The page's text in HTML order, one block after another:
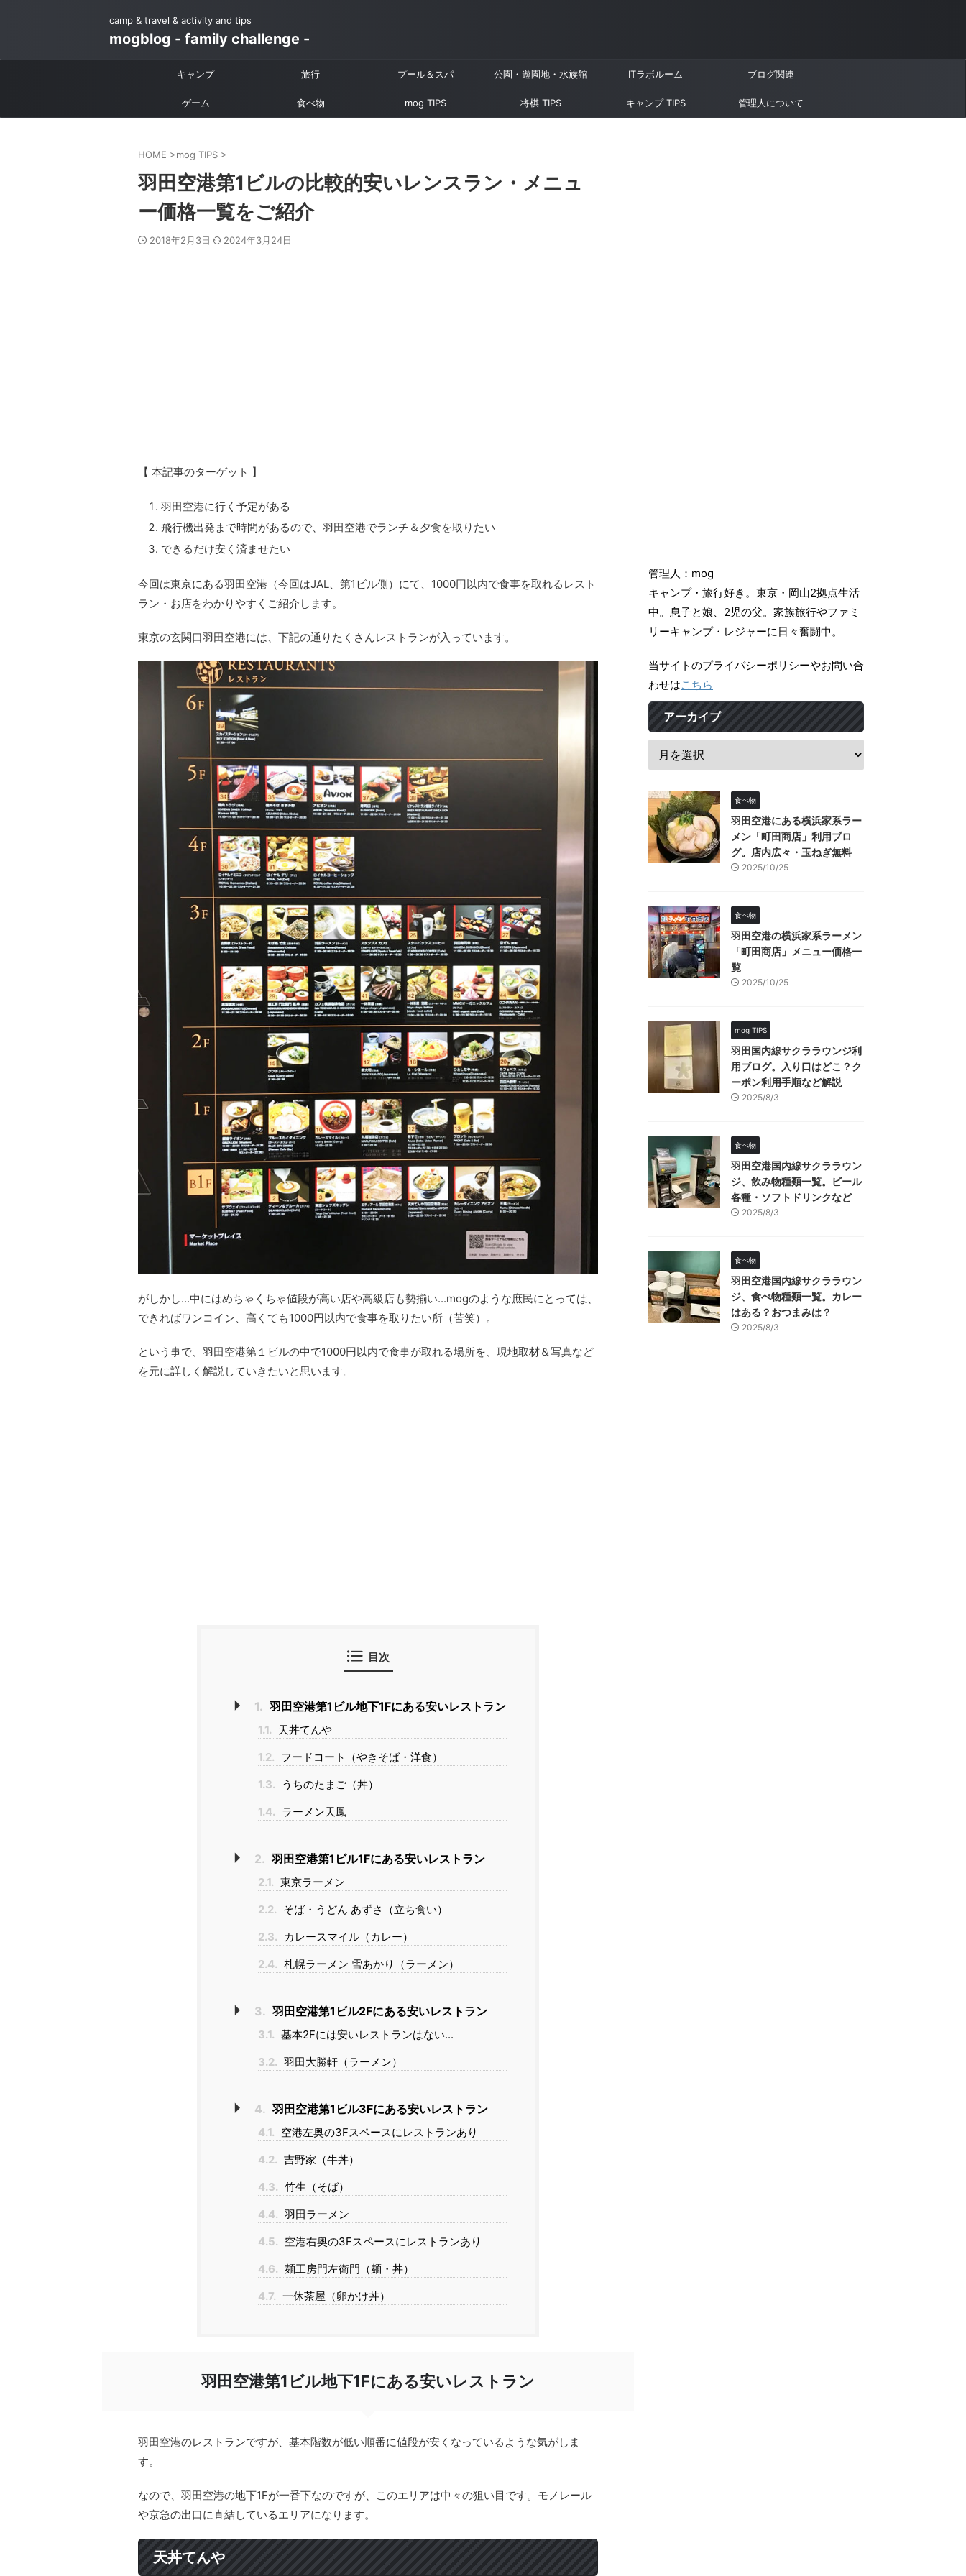
camp & travel & activity and tips
mogblog - family challenge -
キャンプ 旅行 プール＆スパ 公園・遊園地・水族館 ITラボルーム ブログ関連
ゲーム 食べ物 mog TIPS 将棋 TIPS キャンプ TIPS 管理人について
HOME >mog TIPS >
羽田空港第1ビルの比較的安いレンスラン・メニュ
ー価格一覧をご紹介
2018年2月3日 2024年3月24日
【 本記事のターゲット 】
羽田空港に行く予定がある
飛行機出発まで時間があるので、羽田空港でランチ＆夕食を取りたい
できるだけ安く済ませたい
今回は東京にある羽田空港（今回はJAL、第1ビル側）にて、1000円以内で食事を取れるレスト
ラン・お店をわかりやすくご紹介します。
東京の玄関口羽田空港には、下記の通りたくさんレストランが入っています。
がしかし...中にはめちゃくちゃ値段が高い店や高級店も勢揃い...mogのような庶民にとっては、
できればワンコイン、高くても1000円以内で食事を取りたい所（苦笑）。
という事で、羽田空港第１ビルの中で1000円以内で食事が取れる場所を、現地取材＆写真など
を元に詳しく解説していきたいと思います。
目次
1. 羽田空港第1ビル地下1Fにある安いレストラン
1.1. 天丼てんや
1.2. フードコート（やきそば・洋食）
1.3.
うちのたまご（丼）
1.4. ラーメン天鳳
2. 羽田空港第1ビル1Fにある安いレストラン
2.1. 東京ラーメン
2.2. そば・うどん あずさ（立ち食い）
2.3.
カレースマイル（カレー）
2.4. 札幌ラーメン 雪あかり（ラーメン）
3. 羽田空港第1ビル2Fにある安いレストラン
3.1. 基本2Fには安いレストランはない...
3.2. 羽田大勝軒（ラーメン）
4. 羽田空港第1ビル3Fにある安いレストラン
4.1. 空港左奥の3Fスペースにレストランあり
4.2. 吉野家（牛丼）
4.3. 竹生（そば）
4.4. 羽田ラーメン
4.5. 空港右奥の3Fスペースにレストランあり
4.6. 麺工房門左衛門（麺・丼）
4.7. 一休茶屋（卵かけ丼）
羽田空港第1ビル地下1Fにある安いレストラン
羽田空港のレストランですが、基本階数が低い順番に値段が安くなっているような気がしま
す。
なので、羽田空港の地下1Fが一番下なのですが、このエリアは中々の狙い目です。モノレール
や京急の出口に直結しているエリアになります。
天丼てんや
管理人：mog
キャンプ・旅行好き。東京・岡山2拠点生活
中。息子と娘、2児の父。家族旅行やファミ
リーキャンプ・レジャーに日々奮闘中。
当サイトのプライバシーポリシーやお問い合
わせはこちら
アーカイブ
食べ物
羽田空港にある横浜家系ラー
メン「町田商店」利用ブロ
グ。店内広々・玉ねぎ無料
2025/10/25
食べ物
羽田空港の横浜家系ラーメン
「町田商店」メニュー価格一
覧
2025/10/25
mog TIPS
羽田国内線サクララウンジ利
用ブログ。入り口はどこ？ク
ーポン利用手順など解説
2025/8/3
食べ物
羽田空港国内線サクララウン
ジ、飲み物種類一覧。ビール
各種・ソフトドリンクなど
2025/8/3
食べ物
羽田空港国内線サクララウン
ジ、食べ物種類一覧。カレー
はある？おつまみは？
2025/8/3